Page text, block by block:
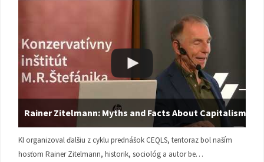
Rainer Zitelmann: Myths and Facts About Capitalism
KI organizoval ďalšiu z cyklu prednášok CEQLS, tentoraz bol naším
hosťom Rainer Zitelmann, historik, sociológ a autor be…